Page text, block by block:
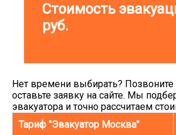
Стоимость
руб.
Нет времени выбирать? Позвоните
оставьте заявку на сайте. Мы
эвакуатора и точно рассчитаем
Тариф "Эвакуатор Москва"